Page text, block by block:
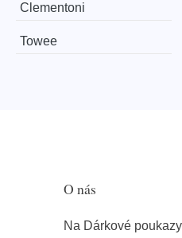
Clementoni
Towee
O nás
Na Dárkové